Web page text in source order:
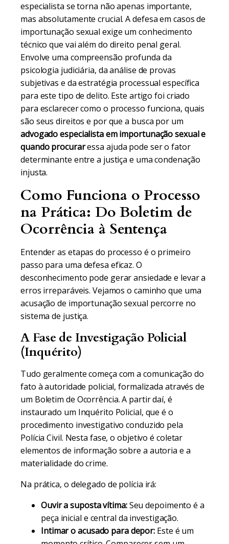
especialista se torna não apenas importante,
mas absolutamente crucial. A defesa em casos de
importunação sexual exige um conhecimento
técnico que vai além do direito penal geral.
Envolve uma compreensão profunda da
psicologia judiciária, da análise de provas
subjetivas e da estratégia processual específica
para este tipo de delito. Este artigo foi criado
para esclarecer como o processo funciona, quais
são seus direitos e por que a busca por um
advogado especialista em importunação sexual e
quando procuraressa ajuda pode ser o fator
determinante entre a justiça e uma condenação
injusta.
Como Funciona o Processo
na Prática: Do Boletim de
Ocorrência à Sentença
Entender as etapas do processo é o primeiro
passo para uma defesa eficaz. O
desconhecimento pode gerar ansiedade e levar a
erros irreparáveis. Vejamos o caminho que uma
acusação de importunação sexual percorre no
sistema de justiça.
A Fase de Investigação Policial
(Inquérito)
Tudo geralmente começa com a comunicação do
fato à autoridade policial, formalizada através de
um Boletim de Ocorrência. A partir daí, é
instaurado um Inquérito Policial, que é o
procedimento investigativo conduzido pela
Polícia Civil. Nesta fase, o objetivo é coletar
elementos de informação sobre a autoria e a
materialidade do crime.
Na prática, o delegado de polícia irá:
Ouvir a suposta vítima:Seu depoimento é a
peça inicial e central da investigação.
Intimar o acusado para depor: Este é um